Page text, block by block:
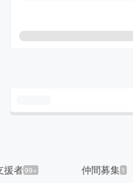
援者99+ 仲間募集 1